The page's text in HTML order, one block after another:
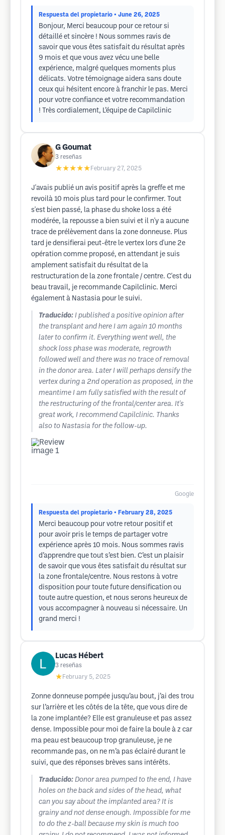
Respuesta del propietario • June 26, 2025
Bonjour, Merci beaucoup pour ce retour si
détaillé et sincère ! Nous sommes ravis de
savoir que vous êtes satisfait du résultat après
9 mois et que vous avez vécu une belle
expérience, malgré quelques moments plus
délicats. Votre témoignage aidera sans doute
ceux qui hésitent encore à franchir le pas. Merci
pour votre confiance et votre recommandation
! Très cordialement, L’équipe de Capilclinic
G Goumat
3 reseñas
★★★★★ February 27, 2025
J'avais publié un avis positif après la greffe et me
revoilà 10 mois plus tard pour le confirmer. Tout
s'est bien passé, la phase du shoke loss a été
modérée, la repousse a bien suivi et il n'y a aucune
trace de prélèvement dans la zone donneuse. Plus
tard je densifierai peut-être le vertex lors d'une 2e
opération comme proposé, en attendant je suis
amplement satisfait du résultat de la
restructuration de la zone frontale / centre. C'est du
beau travail, je recommande Capilclinic. Merci
également à Nastasia pour le suivi.
Traducido: I published a positive opinion after
the transplant and here I am again 10 months
later to confirm it. Everything went well, the
shock loss phase was moderate, regrowth
followed well and there was no trace of removal
in the donor area. Later I will perhaps densify the
vertex during a 2nd operation as proposed, in the
meantime I am fully satisfied with the result of
the restructuring of the frontal/center area. It's
great work, I recommend Capilclinic. Thanks
also to Nastasia for the follow-up.
Google
Respuesta del propietario • February 28, 2025
Merci beaucoup pour votre retour positif et
pour avoir pris le temps de partager votre
expérience après 10 mois. Nous sommes ravis
d’apprendre que tout s’est bien. C’est un plaisir
de savoir que vous êtes satisfait du résultat sur
la zone frontale/centre. Nous restons à votre
disposition pour toute future densification ou
toute autre question, et nous serons heureux de
vous accompagner à nouveau si nécessaire. Un
grand merci !
Lucas Hébert
3 reseñas
★ February 5, 2025
Zonne donneuse pompée jusqu’au bout, j’ai des trou
sur l’arrière et les côtés de la tête, que vous dire de
la zone implantée? Elle est granuleuse et pas assez
dense. Impossible pour moi de faire la boule à z car
ma peau est beaucoup trop granuleuse, je ne
recommande pas, on ne m’a pas éclairé durant le
suivi, que des réponses brèves sans intérêts.
Traducido: Donor area pumped to the end, I have
holes on the back and sides of the head, what
can you say about the implanted area? It is
grainy and not dense enough. Impossible for me
to do the z-ball because my skin is much too